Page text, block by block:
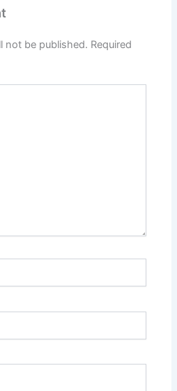
not be published. Required